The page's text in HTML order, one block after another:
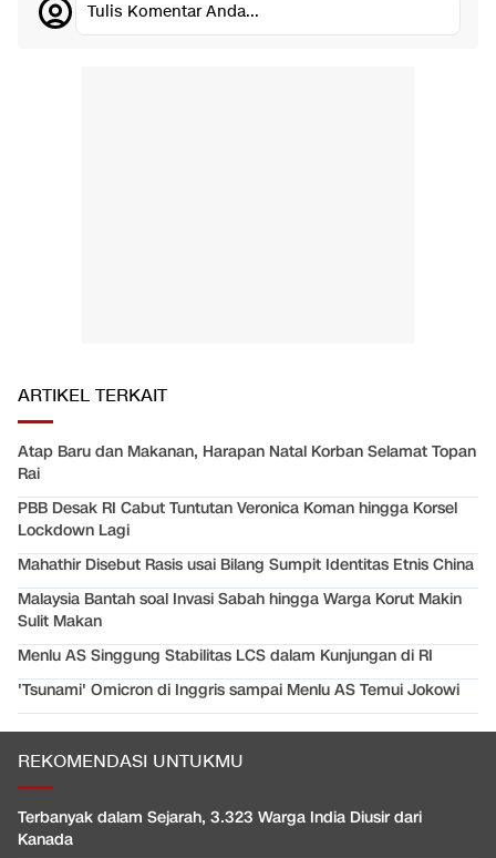
Tulis Komentar Anda...
ARTIKEL TERKAIT
Atap Baru dan Makanan, Harapan Natal Korban Selamat Topan
Rai
PBB Desak RI Cabut Tuntutan Veronica Koman hingga Korsel
Lockdown Lagi
Mahathir Disebut Rasis usai Bilang Sumpit Identitas Etnis China
Malaysia Bantah soal Invasi Sabah hingga Warga Korut Makin
Sulit Makan
Menlu AS Singgung Stabilitas LCS dalam Kunjungan di RI
'Tsunami' Omicron di Inggris sampai Menlu AS Temui Jokowi
REKOMENDASI UNTUKMU
Terbanyak dalam Sejarah, 3.323 Warga India Diusir dari
Kanada